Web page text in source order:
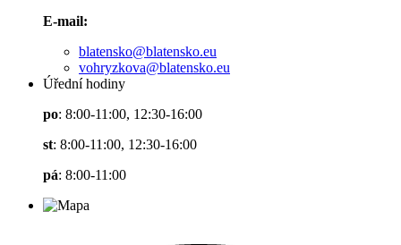
E-mail:
blatensko@blatensko.eu
vohryzkova@blatensko.eu
Úřední hodiny
po: 8:00-11:00, 12:30-16:00
st: 8:00-11:00, 12:30-16:00
pá: 8:00-11:00